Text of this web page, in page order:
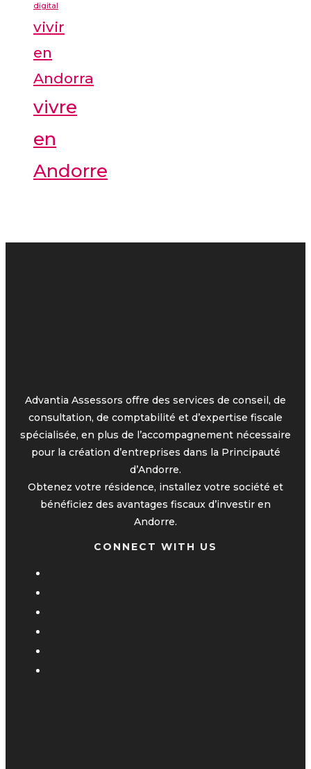
digital
vivir
en
Andorra
vivre
en
Andorre
Advantia Assessors offre des services de conseil, de
consultation, de comptabilité et d’expertise fiscale
spécialisée, en plus de l’accompagnement nécessaire
pour la création d’entreprises dans la Principauté
d’Andorre.
Obtenez votre résidence, installez votre société et
bénéficiez des avantages fiscaux d’investir en
Andorre.
CONNECT WITH US